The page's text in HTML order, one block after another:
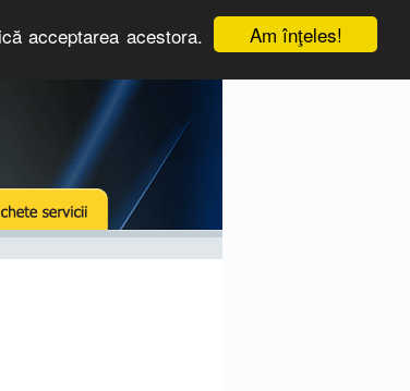
Am înţeles!
acceptarea acestora.